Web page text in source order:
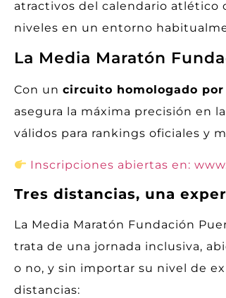
atractivos del calendario atlético
niveles en un entorno
La Media Maratón
Con un circuito homologado por
asegura la máxima precisión en
válidos para rankings oficiales y
Inscripciones abiertas en:
Tres distancias, una
La Media Maratón Fundación
trata de una jornada inclusiva,
o no, y sin importar su nivel de
distancias: